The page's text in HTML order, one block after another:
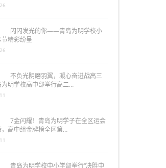
闪闪发光的你——青岛为明学校小
学部艺术节精彩纷呈
不负光阴磨羽翼，凝心奋进战高三
——青岛为明学校高中部举行高二…
7金闪耀！青岛为明学子在全区运会
斩获佳绩，高中组金牌榜全区第…
青岛为明学校中小学部举行“决胜中